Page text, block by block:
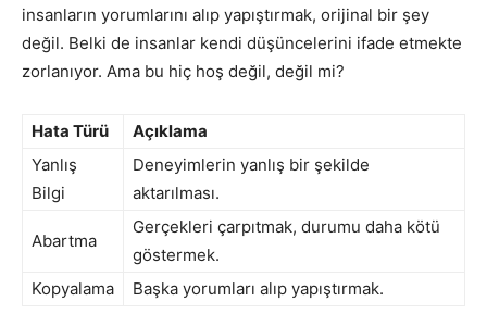
insanların yorumlarını alıp yapıştırmak, orijinal bir şey
değil. Belki de insanlar kendi düşüncelerini ifade etmekte
zorlanıyor. Ama bu hiç hoş değil, değil mi?
Hata Türü
Açıklama
Yanlış
Bilgi
Deneyimlerin yanlış bir şekilde
aktarılması.
Abartma
Gerçekleri çarpıtmak, durumu daha kötü
göstermek.
Kopyalama
Başka yorumları alıp yapıştırmak.